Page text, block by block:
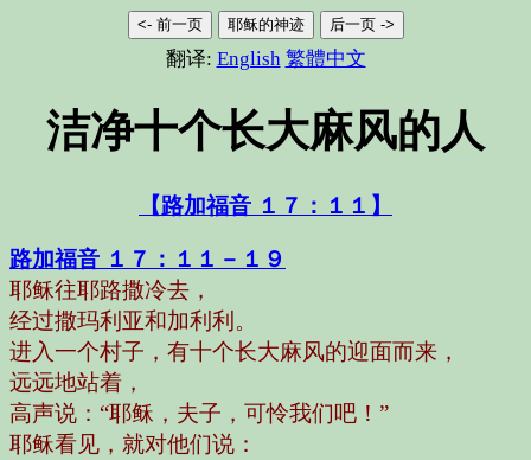
<- 前一页 耶稣的神迹 后一页 ->
翻译: English 繁體中文
洁净十个长大麻风的人
【路加福音 １７：１１】
路加福音 １７：１１－１９
耶稣往耶路撒冷去，
经过撒玛利亚和加利利。
进入一个村子，有十个长大麻风的迎面而来，
远远地站着，
高声说： “耶稣，夫子，可怜我们吧！”
耶稣看见，就对他们说：